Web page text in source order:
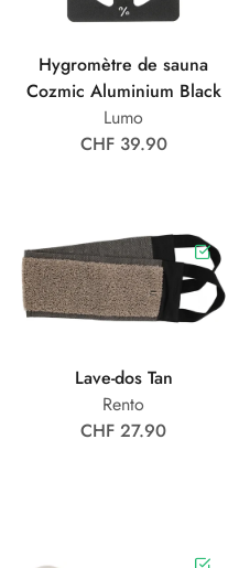
Hygromètre de sauna
Cozmic Aluminium Black
Lumo
CHF 39.90
Lave-dos Tan
Rento
CHF 27.90